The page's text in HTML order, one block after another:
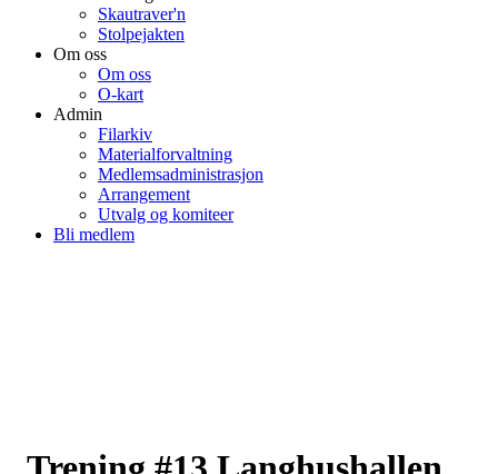
Skautraver'n
Stolpejakten
Om oss
Om oss
O-kart
Admin
Filarkiv
Materialforvaltning
Medlemsadministrasjon
Arrangement
Utvalg og komiteer
Bli medlem